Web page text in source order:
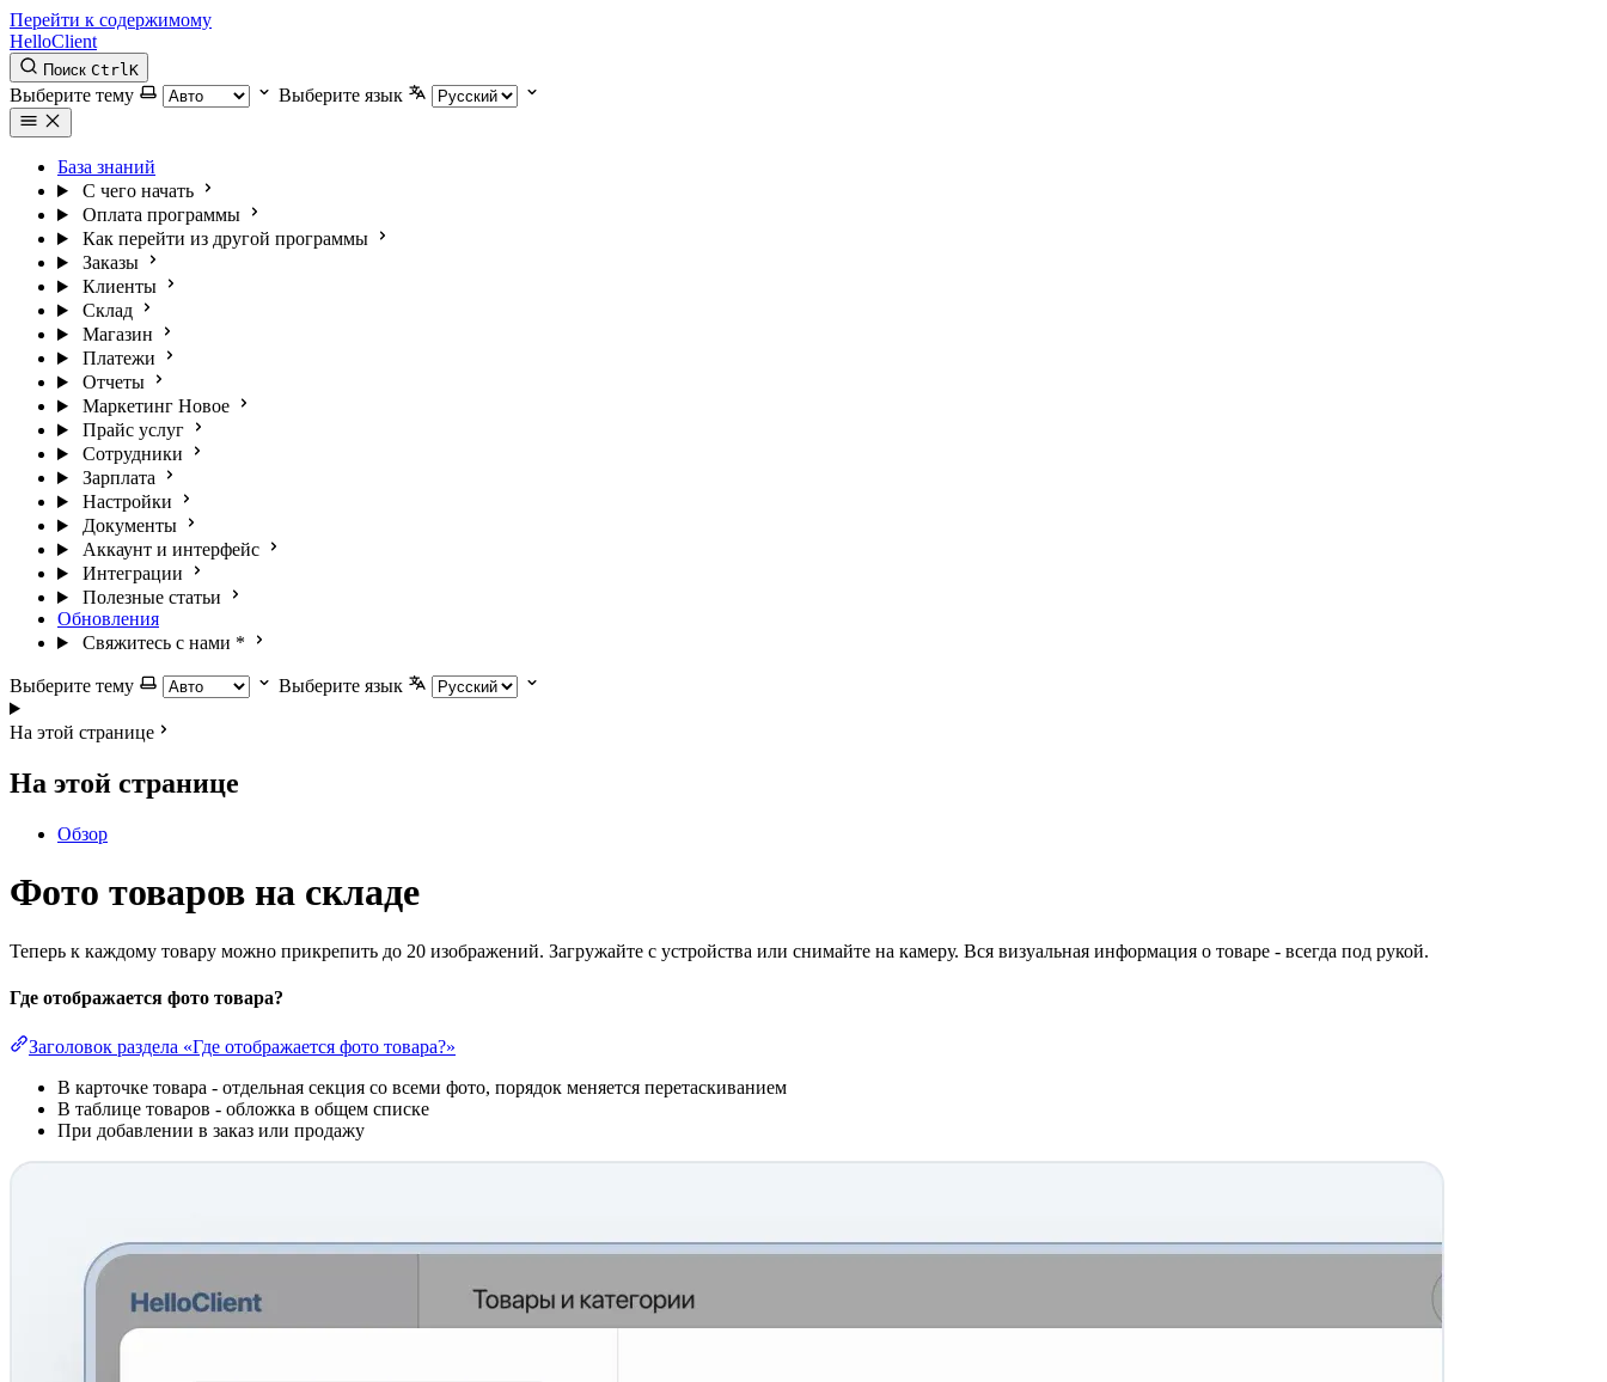
Перейти к содержимому
HelloClient
Поиск CtrlK
Выберите тему Выберите язык
База знаний
С чего начать
Оплата программы
Как перейти из другой программы
Заказы
Клиенты
Склад
Магазин
Платежи
Отчеты
Маркетинг Новое
Прайс услуг
Сотрудники
Зарплата
Настройки
Документы
Аккаунт и интерфейс
Интеграции
Полезные статьи
Обновления
Свяжитесь с нами *
Выберите тему Выберите язык
На этой странице
На этой странице
Обзор
Фото товаров на складе
Теперь к каждому товару можно прикрепить до 20 изображений. Загружайте с устройства или снимайте на камеру. Вся визуальная информация о товаре - всегда под рукой.
Где отображается фото товара?
Заголовок раздела «Где отображается фото товара?»
В карточке товара - отдельная секция со всеми фото, порядок меняется перетаскиванием
В таблице товаров - обложка в общем списке
При добавлении в заказ или продажу